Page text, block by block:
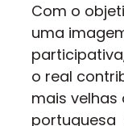
Com o
uma
o real
mais
portuguesa